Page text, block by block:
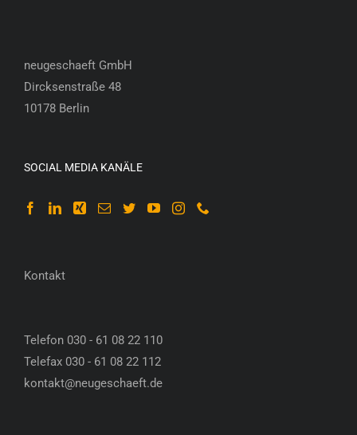
neugeschaeft GmbH
Dircksenstraße 48
10178 Berlin
SOCIAL MEDIA KANÄLE
Kontakt
Telefon 030 - 61 08 22 110
Telefax 030 - 61 08 22 112
kontakt@neugeschaeft.de